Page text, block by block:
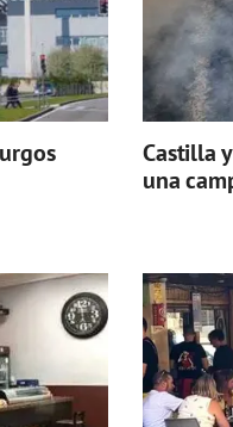
Castilla
una